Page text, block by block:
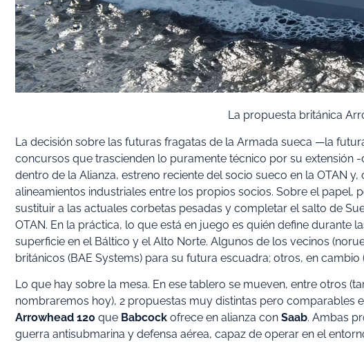
La propuesta británica
La decisión sobre las futuras fragatas de la Armada sueca —la
concursos que trascienden lo puramente técnico por su extensión
dentro de la Alianza, estreno reciente del socio sueco en la OTAN
alineamientos industriales entre los propios socios. Sobre el papel,
sustituir a las actuales corbetas pesadas y completar el salto de
OTAN. En la práctica, lo que está en juego es quién define durante
superficie en el Báltico y el Alto Norte. Algunos de los vecinos
británicos (BAE Systems) para su futura escuadra; otros, en
Lo que hay sobre la mesa. En ese tablero se mueven, entre otros
nombraremos hoy), 2 propuestas muy distintas pero comparables
Arrowhead 120 que Babcock ofrece en alianza con Saab. Ambas
guerra antisubmarina y defensa aérea, capaz de operar en el